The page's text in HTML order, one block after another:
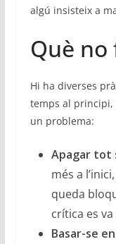
algú insisteix a
Què no
Hi ha diverses
temps al principi,
un problema:
Apagar tot
més a
queda
crítica es
Basar-se